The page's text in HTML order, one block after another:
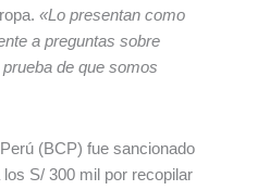
«Lo presentan como
a preguntas sobre
de que somos
(BCP) fue sancionado
S/ 300 mil por recopilar